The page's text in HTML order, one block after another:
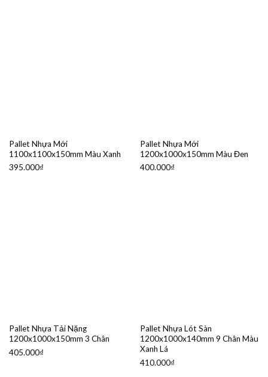
Pallet Nhựa Mới
1100x1100x150mm Màu Xanh
395.000₫
Pallet Nhựa Mới
1200x1000x150mm Màu Đen
400.000₫
Pallet Nhựa Tải Nặng
1200x1000x150mm 3 Chân
405.000₫
Pallet Nhựa Lót Sàn
1200x1000x140mm 9 Chân Màu
Xanh Lá
410.000₫